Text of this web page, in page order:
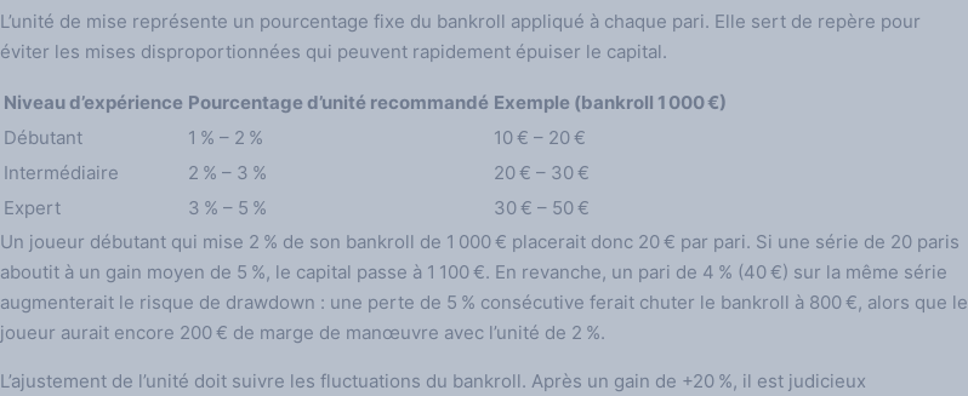
L’unité de mise représente un pourcentage fixe du bankroll appliqué à chaque pari. Elle sert de repère pour
éviter les mises disproportionnées qui peuvent rapidement épuiser le capital.
Niveau d’expérience Pourcentage d’unité recommandé Exemple (bankroll 1 000 €)
Débutant
1 % – 2 %
10 € – 20 €
Intermédiaire
2 % – 3 %
20 € – 30 €
Expert
3 % – 5 %
30 € – 50 €
Un joueur débutant qui mise 2 % de son bankroll de 1 000 € placerait donc 20 € par pari. Si une série de 20 paris
aboutit à un gain moyen de 5 %, le capital passe à 1 100 €. En revanche, un pari de 4 % (40 €) sur la même série
augmenterait le risque de drawdown : une perte de 5 % consécutive ferait chuter le bankroll à 800 €, alors que le
joueur aurait encore 200 € de marge de manœuvre avec l’unité de 2 %.
L’ajustement de l’unité doit suivre les fluctuations du bankroll. Après un gain de +20 %, il est judicieux